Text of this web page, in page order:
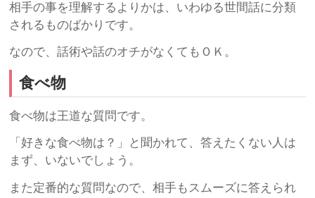
相手の事を理解するよりかは、いわゆる世間話に分類
されるものばかりです。
なので、話術や話のオチがなくてもＯＫ。
食べ物
食べ物は王道な質問です。
「好きな食べ物は？」と聞かれて、答えたくない人は
まず、いないでしょう。
また定番的な質問なので、相手もスムーズに答えられ